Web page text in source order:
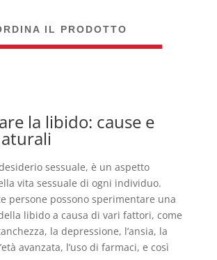
IL PRODOTTO
la libido: cause e
sessuale, è un aspetto
vita sessuale di ogni individuo.
persone possono sperimentare una
libido a causa di vari fattori, come
la depressione, l’ansia, la
avanzata, l’uso di farmaci, e così